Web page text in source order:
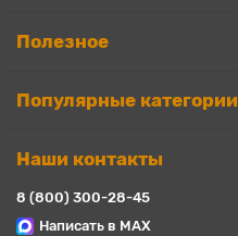
Полезное
Популярные категории
Наши контакты
8 (800) 300-28-45
Написать в MAX